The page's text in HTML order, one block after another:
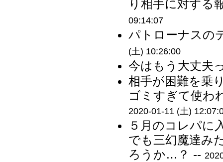
り相手に対する
09:14:07
パトローナスの
(土) 10:26:00
今はもう大丈夫
相手が困難を乗
ゴミすぎて使わ
2020-01-11 (土)
５月のコレパに
でも三幻魔達み
ろうか…？ --